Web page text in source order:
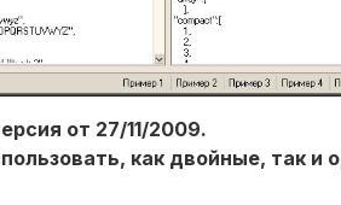
от 27/11/2009.
как двойные, так